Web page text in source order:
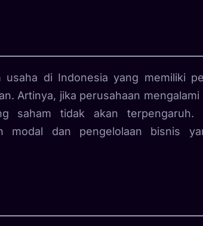
di Indonesia yang memiliki
Artinya, jika perusahaan mengalami
saham tidak akan terpengaruh.
modal dan pengelolaan bisnis